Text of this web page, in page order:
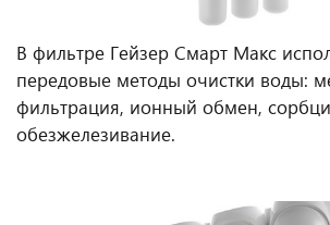
В фильтре Гейзер Смарт Макс
передовые методы очистки воды:
фильтрация, ионный обмен,
обезжелезивание.